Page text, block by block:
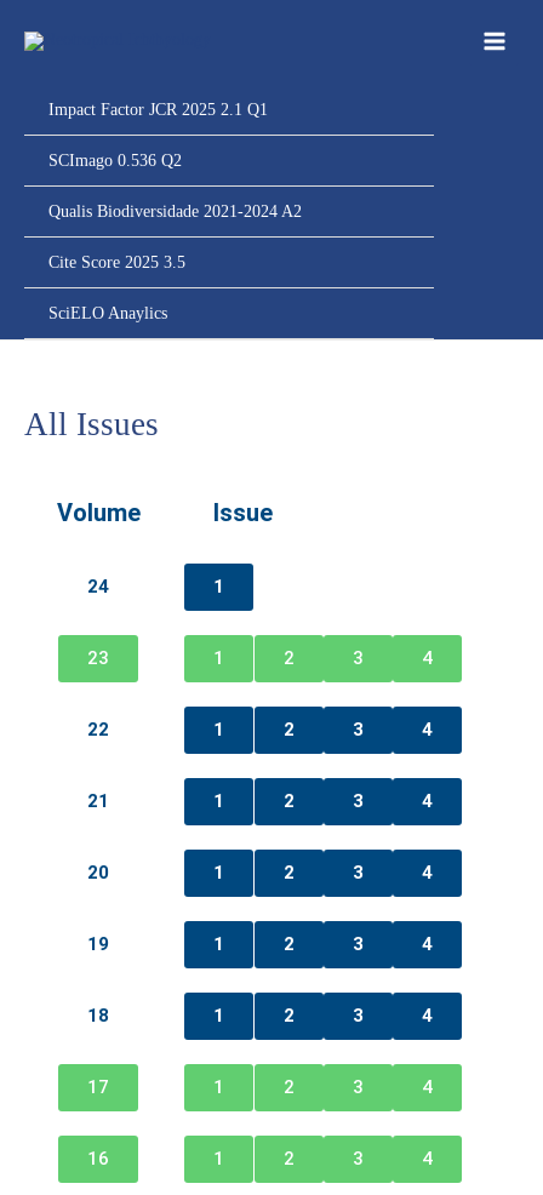
para
Impact Factor JCR 2025 2.1 Q1
SCImago 0.536 Q2
Qualis Biodiversidade 2021-2024 A2
Cite Score 2025 3.5
SciELO Anaylics
All Issues
Volume Issue
24
23
22
21
20
19
18
17
16
1
1
1
1
1
1
1
1
1
2
2
2
2
2
2
2
2
3
3
3
3
3
3
3
3
4
4
4
4
4
4
4
4